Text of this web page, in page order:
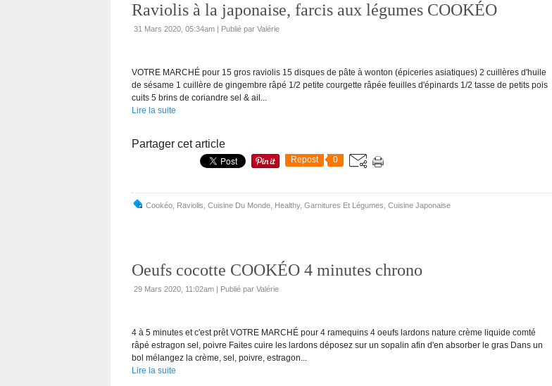
Raviolis à la japonaise, farcis aux légumes COOKÉO
31 Mars 2020, 05:34am | Publié par Valérie
VOTRE MARCHÉ pour 15 gros raviolis 15 disques de pâte à wonton (épiceries asiatiques) 2 cuillères d'huile
de sésame 1 cuillère de gingembre râpé 1/2 petite courgette râpée feuilles d'épinards 1/2 tasse de petits pois
cuits 5 brins de coriandre sel & ail...
Lire la suite
Partager cet article
Repost 0
Cookéo Raviolis Cuisine Du Monde Healthy, Garnitures Et Légumes Cuisine Japonaise
Oeufs cocotte COOKÉO 4 minutes chrono
29 Mars 2020, 11:02am | Publié par Valérie
4 à 5 minutes et c'est prêt VOTRE MARCHÉ pour 4 ramequins 4 oeufs lardons nature crème liquide comté
râpé estragon sel, poivre Faites cuire les lardons déposez sur un sopalin afin d'en absorber le gras Dans un
bol mélangez la crème, sel, poivre, estragon...
Lire la suite